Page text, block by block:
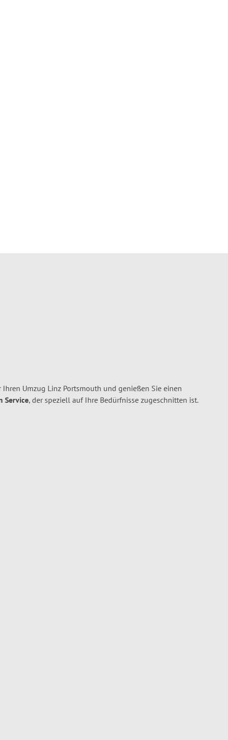
Umzug Linz Portsmouth und genießen Sie einen
Service, der speziell auf Ihre Bedürfnisse zugeschnitten ist.